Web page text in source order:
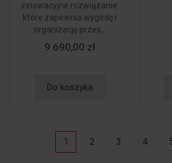
innowacyjne rozwiązanie
które zapewnia wygodę i
organizację przes...
9 690,00 zł
Do koszyka
1 2 3 4